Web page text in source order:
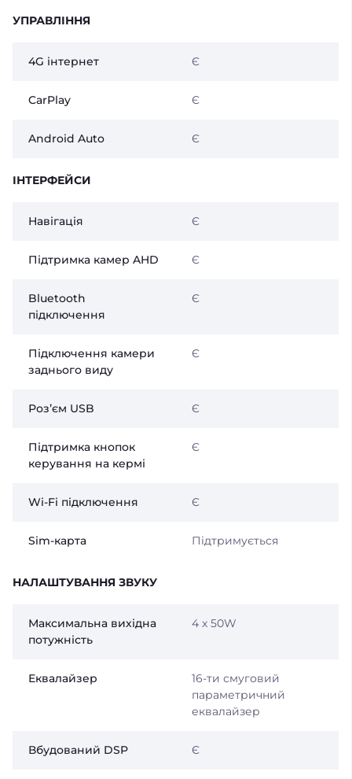
УПРАВЛІННЯ
4G інтернет Є
CarPlay Є
Android Auto Є
ІНТЕРФЕЙСИ
Навігація Є
Підтримка камер AHD Є
Bluetooth
підключення
Є
Підключення камери
заднього виду
Є
Розʼєм USB Є
Підтримка кнопок
керування на кермі
Є
Wi-Fi підключення Є
Sim-карта Підтримується
НАЛАШТУВАННЯ ЗВУКУ
Максимальна вихідна
потужність
4 x 50W
Еквалайзер
16-ти смуговий
параметричний
еквалайзер
Вбудований DSP Є